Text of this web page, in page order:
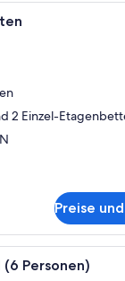
Ein
2 Einzel-
Preise
Ein
Personen)